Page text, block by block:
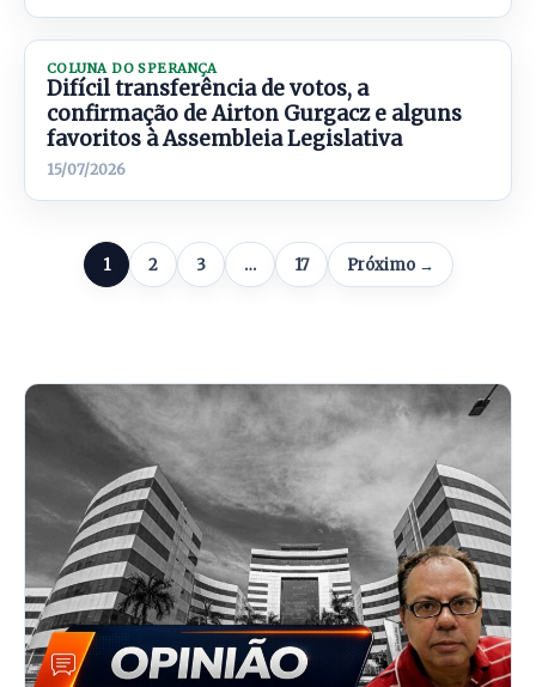
COLUNA DO SPERANÇA
Difícil transferência de votos, a
confirmação de Airton Gurgacz e alguns
favoritos à Assembleia Legislativa
15/07/2026
1 2 3 … 17 Próximo →